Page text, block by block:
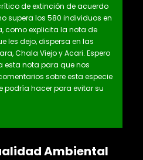
de extinción de acuerdo
supera los 580 individuos en
como explicita la nota de
les dejo, dispersa en las
Chala Viejo y Acari. Espero
esta nota para que nos
sobre esta especie
podría hacer para evitar su
Ambiental